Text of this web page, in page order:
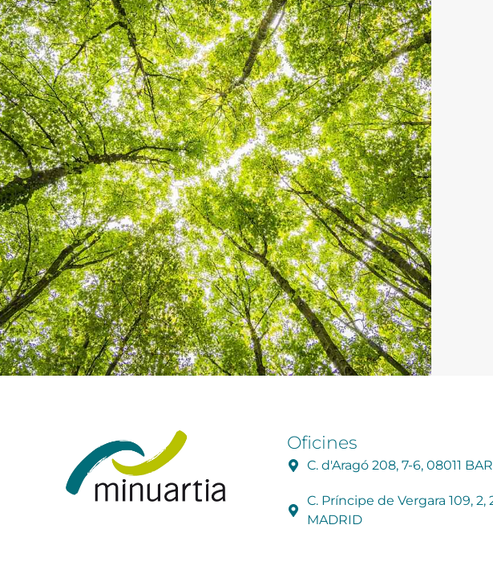
Oficines
C. d'Aragó 208, 7-6, 08011
C. Príncipe de Vergara 109, 2,
MADRID